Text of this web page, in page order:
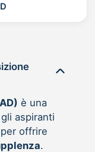
è una
aspiranti
offrire
.